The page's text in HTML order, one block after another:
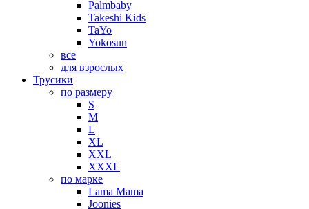
Palmbaby
Takeshi Kids
TaYo
Yokosun
все
для взрослых
Трусики
по размеру
S
M
L
XL
XXL
XXXL
по марке
Lama Mama
Joonies